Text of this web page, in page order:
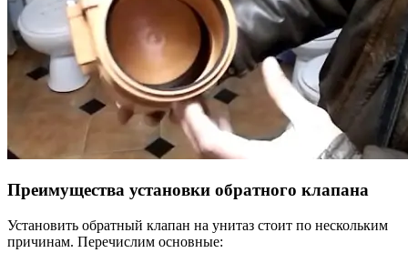
Преимущества установки обратного клапана
Установить обратный клапан на унитаз стоит по нескольким
причинам. Перечислим основные: